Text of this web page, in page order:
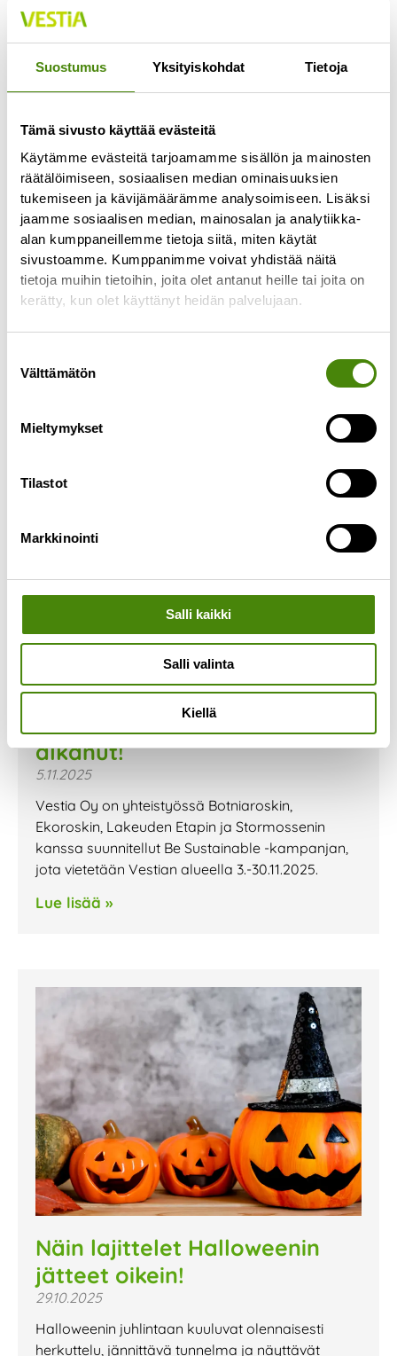
Suostumus Yksityiskohdat Tietoja
Tämä sivusto käyttää evästeitä
Käytämme evästeitä tarjoamamme sisällön ja mainosten
räätälöimiseen, sosiaalisen median ominaisuuksien
tukemiseen ja kävijämäärämme analysoimiseen. Lisäksi
jaamme sosiaalisen median, mainosalan ja analytiikka-
alan kumppaneillemme tietoja siitä, miten käytät
sivustoamme. Kumppanimme voivat yhdistää näitä
tietoja muihin tietoihin, joita olet antanut heille tai joita on
kerätty, kun olet käyttänyt heidän palvelujaan.
valinta
Välttämätön
Mieltymykset
Tilastot
Markkinointi
Salli kaikki
Salli valinta
Kiellä
Taloyhtiöitä koskevat
pakkausjätteiden
tuottajavastuukorvaukset
21.11.2025
Pakkausjätteiden tuottajavastuujärjestelmän
mukaisia korvauksia vuosilta 2023 ja 2024 tullaan
hyvittämään taloyhtiöille alennuksina
Lue lisää »
Be Sustainable- kampanja on
alkanut!
5.11.2025
Vestia Oy on yhteistyössä Botniaroskin,
Ekoroskin, Lakeuden Etapin ja Stormossenin
kanssa suunnitellut Be Sustainable -kampanjan,
jota vietetään Vestian alueella 3.-30.11.2025.
Lue lisää »
Näin lajittelet Halloweenin
jätteet oikein!
29.10.2025
Halloweenin juhlintaan kuuluvat olennaisesti
herkuttelu, jännittävä tunnelma ja näyttävät